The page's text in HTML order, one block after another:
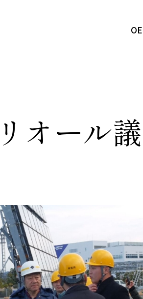
ニュース
お問い合わせ
アクセス
/EN
オール